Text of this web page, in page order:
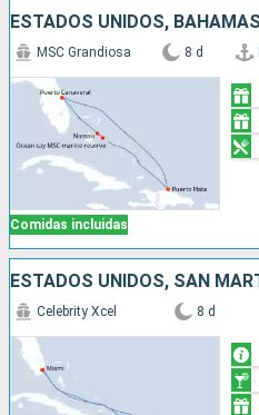
Comidas incluidas
MSC Grandiosa 8 d
Celebrity Xcel 8 d